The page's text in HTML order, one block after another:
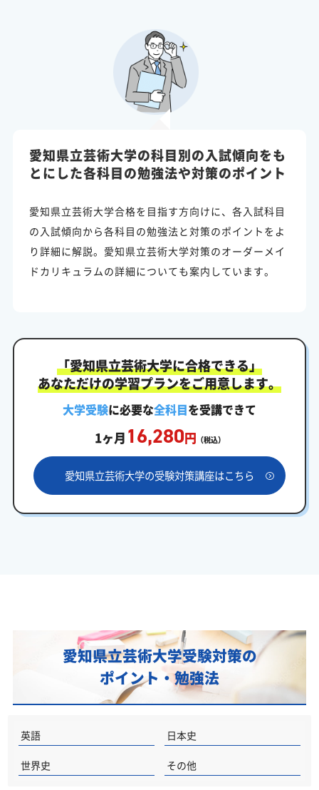
愛知県立芸術大学の科目別の入試傾向をも
とにした各科目の勉強法や対策のポイント
愛知県立芸術大学合格を目指す方向けに、各入試科目
の入試傾向から各科目の勉強法と対策のポイントをよ
り詳細に解説。愛知県立芸術大学対策のオーダーメイ
ドカリキュラムの詳細についても案内しています。
「愛知県立芸術大学に合格できる」
あなただけの学習プランをご用意します。
大学受験に必要な全科目を受講できて
1ヶ月 16,280円 （税込）
愛知県立芸術大学の受験対策講座はこちら
愛知県立芸術大学受験対策の
ポイント・勉強法
英語 日本史
世界史 その他